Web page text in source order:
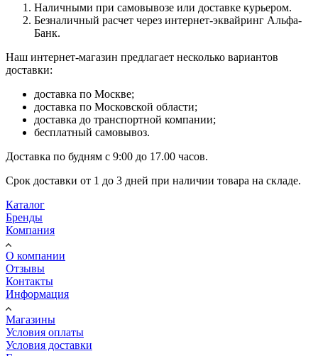
Наличными при самовывозе или доставке курьером.
Безналичный расчет через интернет-эквайринг Альфа-
Банк.
Наш интернет-магазин предлагает несколько вариантов
доставки:
доставка по Москве;
доставка по Московской области;
доставка до транспортной компании;
бесплатный самовывоз.
Доставка по будням с 9:00 до 17.00 часов.
Срок доставки от 1 до 3 дней при наличии товара на складе.
Каталог
Бренды
Компания
О компании
Отзывы
Контакты
Информация
Магазины
Условия оплаты
Условия доставки